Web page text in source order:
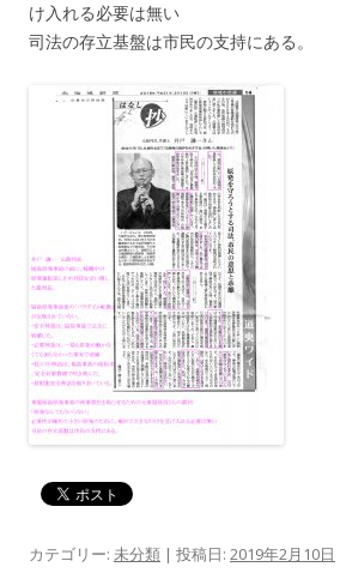
け入れる必要は無い
司法の存立基盤は市民の支持にある。
カテゴリー: 未分類 | 投稿日: 2019年2月10日